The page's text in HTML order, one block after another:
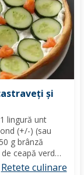
și
lingură unt
(+/-) (sau
g brânză
ceapă verde
gr somon
Retete culinare